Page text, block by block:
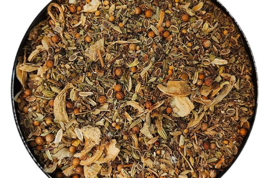
галереї
зображень